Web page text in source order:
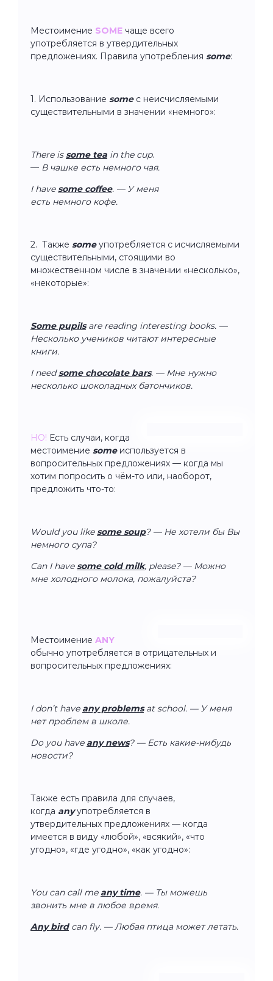
Местоимение SOME чаще всего
употребляется в утвердительных
предложениях. Правила употребления some:
1. Использование some с неисчисляемыми
существительными в значении «немного»:
There issome tea in the cup.
— В чашке есть немного чая.
I havesome coffee. — У меня
есть немного кофе.
2. Также someупотребляется с исчисляемыми
существительными, стоящими во
множественном числе в значении «несколько»,
«некоторые»:
Some pupilsare reading interesting books. —
Несколько учеников читают интересные
книги.
I needsome chocolate bars. — Мне нужно
несколько шоколадных батончиков.
НО! Есть случаи, когда
местоимение some используется в
вопросительных предложениях — когда мы
хотим попросить о чём-то или, наоборот,
предложить что-то:
Would you likesome soup? — Не хотели бы Вы
немного супа?
Can I havesome cold milk, please? — Можно
мне холодного молока, пожалуйста?
Местоимение ANY
обычно употребляется в отрицательных и
вопросительных предложениях:
I don’t have any problemsat school. — У меня
нет проблем в школе.
Do you have any news? — Есть какие-нибудь
новости?
Также есть правила для случаев,
когда anyупотребляется в
утвердительных предложениях — когда
имеется в виду «любой», «всякий», «что
угодно», «где угодно», «как угодно»:
You can call me any time. — Ты можешь
звонить мне в любое время.
Any birdcan fly. — Любая птица может летать.